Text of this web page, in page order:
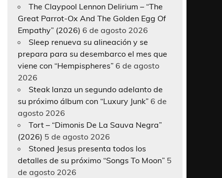
The Claypool Lennon Delirium – “The
Great Parrot-Ox And The Golden Egg Of
Empathy” (2026) 6 de agosto 2026
Sleep renueva su alineación y se
prepara para su desembarco el mes que
viene con “Hempispheres” 6 de agosto
2026
Steak lanza un segundo adelanto de
su próximo álbum con “Luxury Junk” 6 de
agosto 2026
Tort – “Dimonis De La Sauva Negra”
(2026) 5 de agosto 2026
Stoned Jesus presenta todos los
detalles de su próximo “Songs To Moon” 5
de agosto 2026